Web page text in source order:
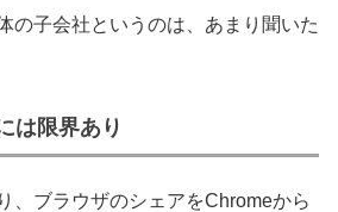
の子会社というのは、あまり聞いた
は限界あり
、ブラウザのシェアをChromeから